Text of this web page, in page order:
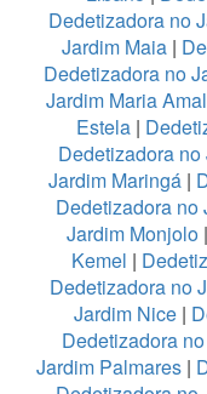
Dedetizadora no
Jardim Maia|
Dedetizadora no
Jardim Maria
Estela |
Dedetizadora
Jardim Maringá|
Dedetizadora no
Jardim Monjolo|
Kemel |
Dedetizadora no
Jardim Nice|
Dedetizadora
Jardim Palmares |